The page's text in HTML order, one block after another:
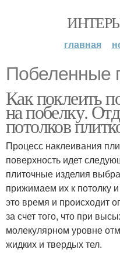
главная
Побеленные
Как поклеить
на побелку.
потолков
Процесс наклеивания
поверхность идет
плиточные изделия
прижимаем их к потолку
это время и происходит
за счет того, что при
молекулярном уровне
жидких и твердых тел.